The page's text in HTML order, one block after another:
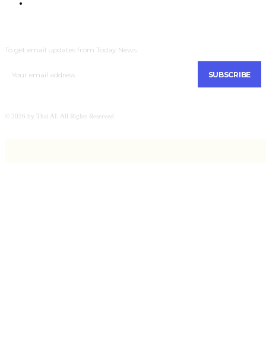
To get email updates from Today News.
SUBSCRIBE
© 2026 by Thai AI. All Rights Reserved.